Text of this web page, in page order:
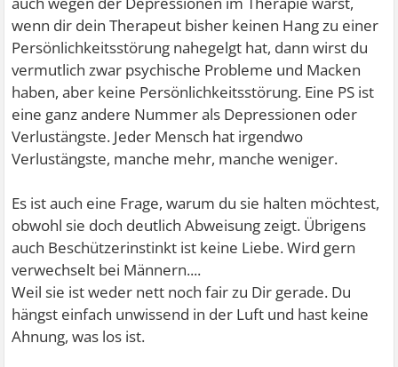
wenn dir dein Therapeut bisher keinen Hang zu einer
Persönlichkeitsstörung nahegelgt hat, dann wirst du
vermutlich zwar psychische Probleme und Macken
haben, aber keine Persönlichkeitsstörung. Eine PS ist
eine ganz andere Nummer als Depressionen oder
Verlustängste. Jeder Mensch hat irgendwo
Verlustängste, manche mehr, manche weniger.
Es ist auch eine Frage, warum du sie halten möchtest,
obwohl sie doch deutlich Abweisung zeigt. Übrigens
auch Beschützerinstinkt ist keine Liebe. Wird gern
verwechselt bei Männern....
Weil sie ist weder nett noch fair zu Dir gerade. Du
hängst einfach unwissend in der Luft und hast keine
Ahnung, was los ist.